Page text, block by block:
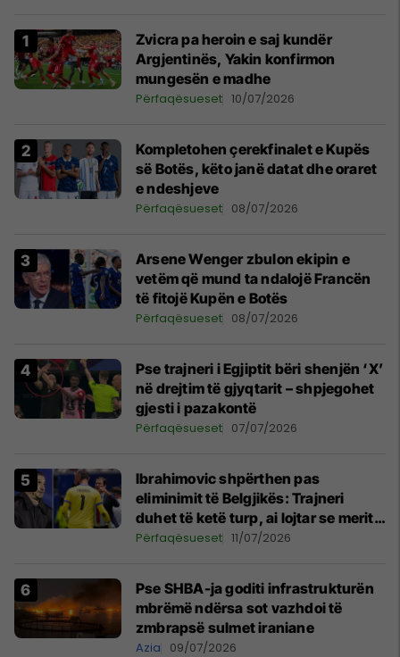
Zvicra pa heroin e saj kundër
Argjentinës, Yakin konfirmon
mungesën e madhe
Përfaqësueset 10/07/2026
Kompletohen çerekfinalet e Kupës
së Botës, këto janë datat dhe oraret
e ndeshjeve
Përfaqësueset 08/07/2026
Arsene Wenger zbulon ekipin e
vetëm që mund ta ndalojë Francën
të fitojë Kupën e Botës
Përfaqësueset 08/07/2026
Pse trajneri i Egjiptit bëri shenjën ‘X’
në drejtim të gjyqtarit – shpjegohet
gjesti i pazakontë
Përfaqësueset 07/07/2026
Ibrahimovic shpërthen pas
eliminimit të Belgjikës: Trajneri
duhet të ketë turp, ai lojtar se meritoi
të luante
Përfaqësueset 11/07/2026
Pse SHBA-ja goditi infrastrukturën
mbrëmë ndërsa sot vazhdoi të
zmbrapsë sulmet iraniane
Azia 09/07/2026